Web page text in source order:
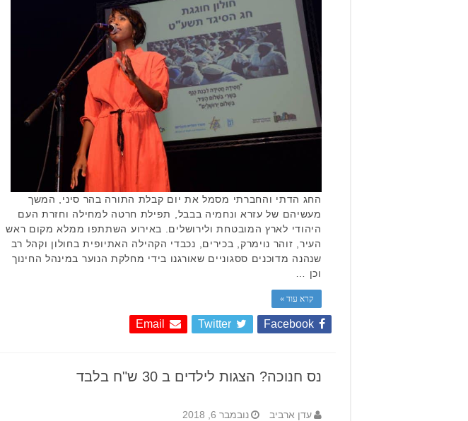
החג הדתי והחברתי מסמל את יום קבלת התורה בהר סיני, המשך
מעשיהם של עזרא ונחמיה בבבל, תפילת חרטה למחילה וחזרת העם
היהודי לארץ המובטחת ולירושלים. באירוע השתתפו ממלא מקום ראש
העיר, זוהר נוימרק, בכירים, נכבדי הקהילה האתיופית בחולון וקהל רב
שנהנה מדוכנים ססגוניים שאורגנו בידי מחלקת הנוער במינהל החינוך
וכן …
קרא עוד »
Facebook
Twitter
Email
נס חנוכה? הצגות לילדים ב 30 ש"ח בלבד
עדן ארביב נובמבר 6, 2018